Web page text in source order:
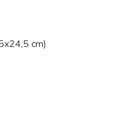
cm)